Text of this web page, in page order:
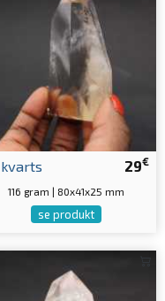
29€
kvarts
116 gram | 80x41x25 mm
se produkt